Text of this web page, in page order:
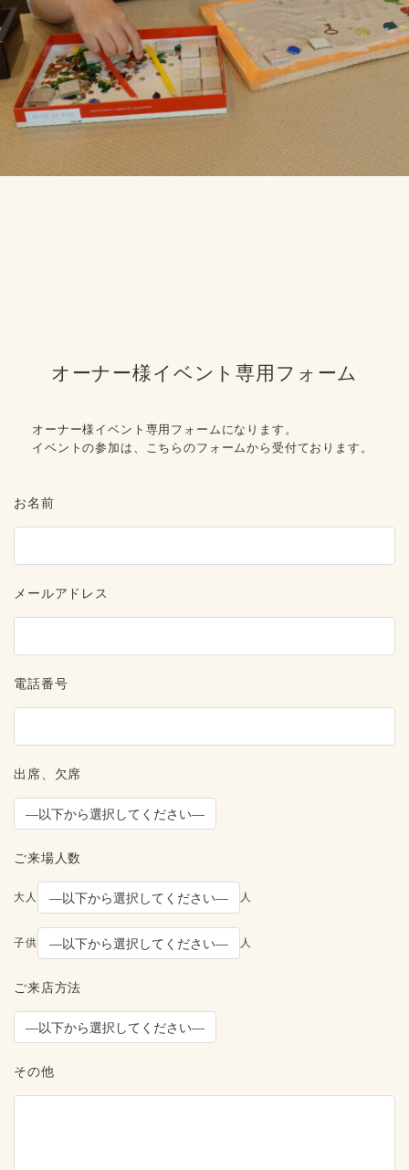
オーナー様イベント専用フォーム
オーナー様イベント専用フォームになります。
イベントの参加は、こちらのフォームから受付ております。
お名前
メールアドレス
電話番号
出席、欠席
ご来場人数
大人 人
子供 人
ご来店方法
その他